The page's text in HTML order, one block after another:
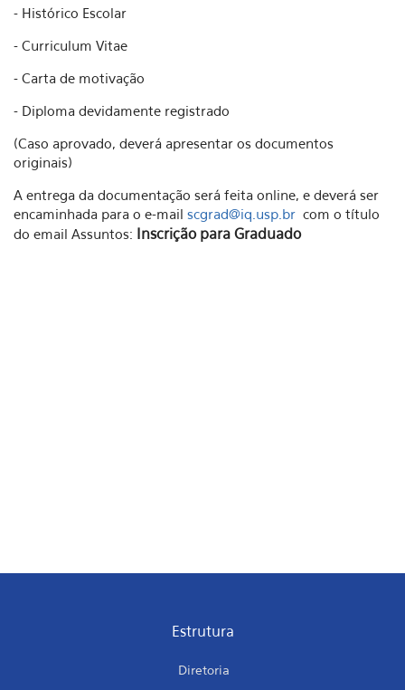
- Histórico Escolar
- Curriculum Vitae
- Carta de motivação
- Diploma devidamente registrado
(Caso aprovado, deverá apresentar os documentos
originais)
A entrega da documentação será feita online, e deverá ser
encaminhada para o e-mail scgrad@iq.usp.br com o título
do email Assuntos: Inscrição para Graduado
Estrutura
Diretoria